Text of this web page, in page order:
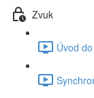
Zvuk
Úvod